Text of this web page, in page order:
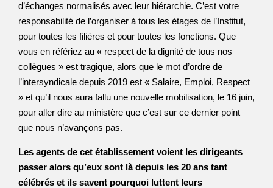
d’échanges normalisés avec leur hiérarchie. C’est votre
responsabilité de l’organiser à tous les étages de l’Institut,
pour toutes les filières et pour toutes les fonctions. Que
vous en référiez au « respect de la dignité de tous nos
collègues » est tragique, alors que le mot d’ordre de
l’intersyndicale depuis 2019 est « Salaire, Emploi, Respect
» et qu’il nous aura fallu une nouvelle mobilisation, le 16 juin,
pour aller dire au ministère que c’est sur ce dernier point
que nous n’avançons pas.
Les agents de cet établissement voient les dirigeants
passer alors qu’eux sont là depuis les 20 ans tant
célébrés et ils savent pourquoi luttent leurs